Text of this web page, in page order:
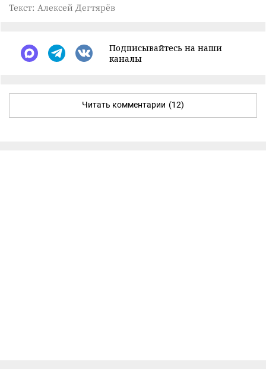
Текст: Алексей Дегтярёв
Подписывайтесь на наши
каналы
Читать комментарии (12)